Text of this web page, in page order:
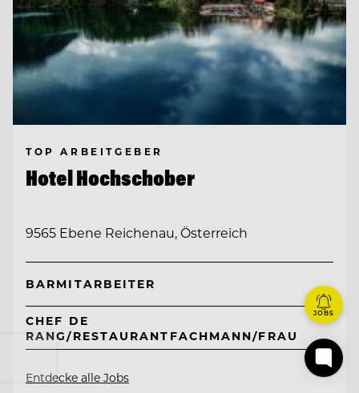
TOP ARBEITGEBER
Hotel Hochschober
9565 Ebene Reichenau, Österreich
BARMITARBEITER
CHEF DE
RANG/RESTAURANTFACHMANN/FRAU
Entdecke alle Jobs
JOBS